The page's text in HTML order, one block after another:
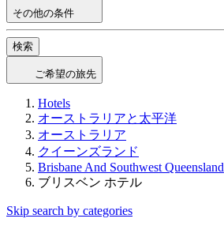
その他の条件
検索
ご希望の旅先
Hotels
オーストラリアと太平洋
オーストラリア
クイーンズランド
Brisbane And Southwest Queensland
ブリスベン ホテル
Skip search by categories